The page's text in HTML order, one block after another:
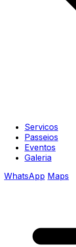
Servicos
Passeios
Eventos
Galeria
WhatsApp Maps